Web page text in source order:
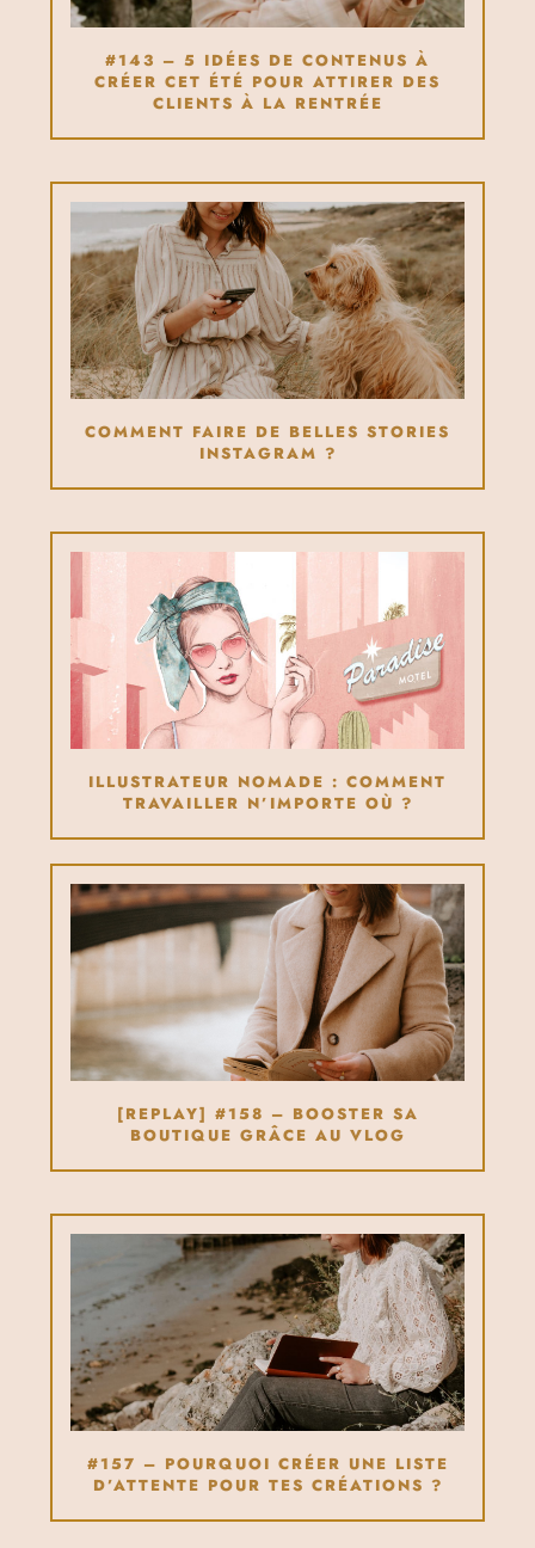
#143 – 5 IDÉES DE CONTENUS À
CRÉER CET ÉTÉ POUR ATTIRER DES
CLIENTS À LA RENTRÉE
COMMENT FAIRE DE BELLES STORIES
INSTAGRAM ?
ILLUSTRATEUR NOMADE : COMMENT
TRAVAILLER N’IMPORTE OÙ ?
[REPLAY] #158 – BOOSTER SA
BOUTIQUE GRÂCE AU VLOG
#157 – POURQUOI CRÉER UNE LISTE
D’ATTENTE POUR TES CRÉATIONS ?